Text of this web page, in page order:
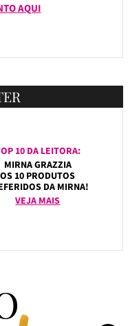
AQUI
10 DA LEITORA:
MIRNA GRAZZIA
OS 10 PRODUTOS
DA MIRNA!
VEJA MAIS